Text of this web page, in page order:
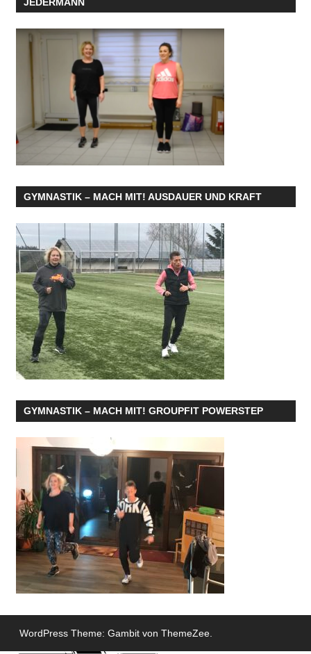
GYMNASTIK – MACH MIT! AUSDAUER UND KRAFT
GYMNASTIK – MACH MIT! GROUPFIT POWERSTEP
WordPress Theme: Gambit von ThemeZee.